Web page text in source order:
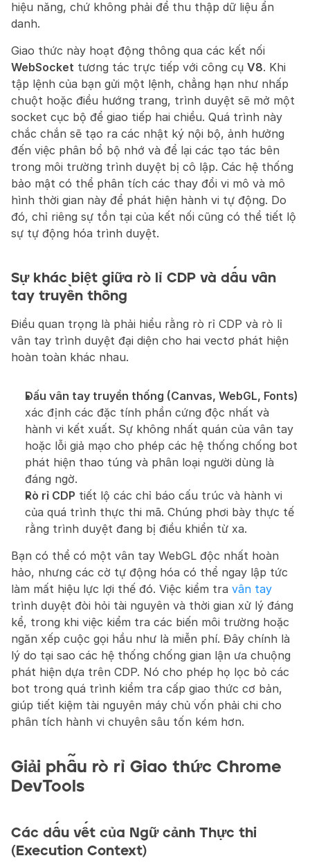
hiệu năng, chứ không phải để thu thập dữ liệu ẩn
danh.
WebSocket tương tác trực tiếp với công cụ V8. Khi
tập lệnh của bạn gửi một lệnh, chẳng hạn như nhấp
chuột hoặc điều hướng trang, trình duyệt sẽ mở một
socket cục bộ để giao tiếp hai chiều. Quá trình này
chắc chắn sẽ tạo ra các nhật ký nội bộ, ảnh hưởng
đến việc phân bổ bộ nhớ và để lại các tạo tác bên
trong môi trường trình duyệt bị cô lập. Các hệ thống
bảo mật có thể phân tích các thay đổi vi mô và mô
hình thời gian này để phát hiện hành vi tự động. Do
đó, chỉ riêng sự tồn tại của kết nối cũng có thể tiết lộ
sự tự động hóa trình duyệt.
Sự khác biệt giữa rò lỉ CDP và dấu vân
tay truyền thống
Điều quan trọng là phải hiểu rằng rò rỉ CDP và rò lỉ
vân tay trình duyệt đại diện cho hai vectơ phát hiện
hoàn toàn khác nhau.
Dấu vân tay truyền thống (Canvas, WebGL, Fonts)
xác định các đặc tính phần cứng độc nhất và
hành vi kết xuất. Sự không nhất quán của vân tay
hoặc lỗi giả mạo cho phép các hệ thống chống bot
phát hiện thao túng và phân loại người dùng là
đáng ngờ.
Rò rỉ CDP tiết lộ các chỉ báo cấu trúc và hành vi
của quá trình thực thi mã. Chúng phơi bày thực tế
rằng trình duyệt đang bị điều khiển từ xa.
Bạn có thể có một vân tay WebGL độc nhất hoàn
hảo, nhưng các cờ tự động hóa có thể ngay lập tức
làm mất hiệu lực lợi thế đó. Việc kiểm tra vân tay
trình duyệt đòi hỏi tài nguyên và thời gian xử lý đáng
kể, trong khi việc kiểm tra các biến môi trường hoặc
ngăn xếp cuộc gọi hầu như là miễn phí. Đây chính là
lý do tại sao các hệ thống chống gian lận ưa chuộng
phát hiện dựa trên CDP. Nó cho phép họ lọc bỏ các
bot trong quá trình kiểm tra cấp giao thức cơ bản,
giúp tiết kiệm tài nguyên máy chủ vốn phải chi cho
phân tích hành vi chuyên sâu tốn kém hơn.
Giải phẫu rò rỉ Giao thức Chrome
DevTools
Các dấu vết của Ngữ cảnh Thực thi
(Execution Context)